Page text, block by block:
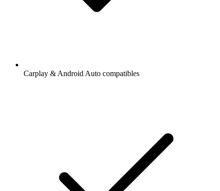
Carplay & Android Auto compatibles